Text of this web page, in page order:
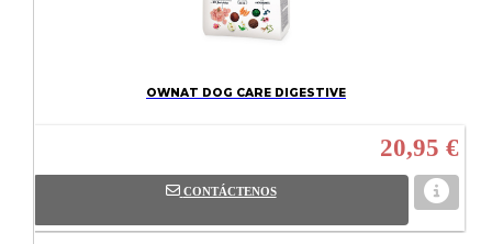
OWNAT DOG CARE DIGESTIVE
20,95 €
CONTÁCTENOS